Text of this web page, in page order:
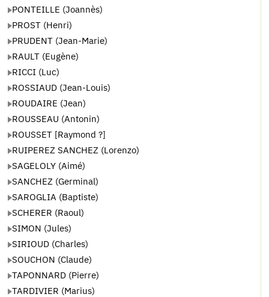
PONTEILLE (Joannès)
PROST (Henri)
PRUDENT (Jean-Marie)
RAULT (Eugène)
RICCI (Luc)
ROSSIAUD (Jean-Louis)
ROUDAIRE (Jean)
ROUSSEAU (Antonin)
ROUSSET [Raymond ?]
RUIPEREZ SANCHEZ (Lorenzo)
SAGELOLY (Aimé)
SANCHEZ (Germinal)
SAROGLIA (Baptiste)
SCHERER (Raoul)
SIMON (Jules)
SIRIOUD (Charles)
SOUCHON (Claude)
TAPONNARD (Pierre)
TARDIVIER (Marius)